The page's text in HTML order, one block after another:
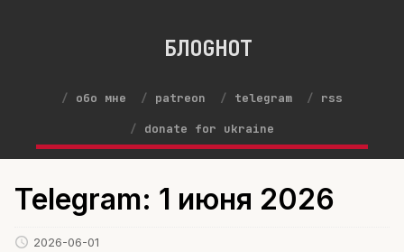
БЛОGНОТ
обо мне patreon telegram
rss
donate for ukraine
Telegram: 1 июня 2026
2026-06-01